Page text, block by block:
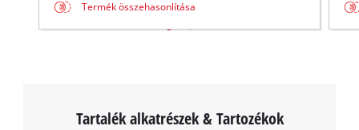
Termék összehasonlítása
Tartalék alkatrészek & Tartozékok